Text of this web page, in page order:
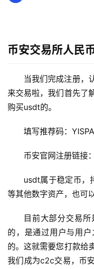
币安交易所人民
当我们完成注册，
来交易啦，我们首先了
购买usdt的。
填写推荐码：
币安官网注册链接：
usdt属于稳定币
等其他数字资产，也可
目前大部分交易
的，是通过用户与用
的。这就需要您打款给
我们成为c2c交易，币